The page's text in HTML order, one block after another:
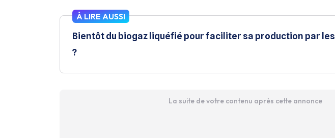
À LIRE AUSSI
Bientôt du biogaz liquéfié pour faciliter sa production par
?
La suite de votre contenu après cette annonce